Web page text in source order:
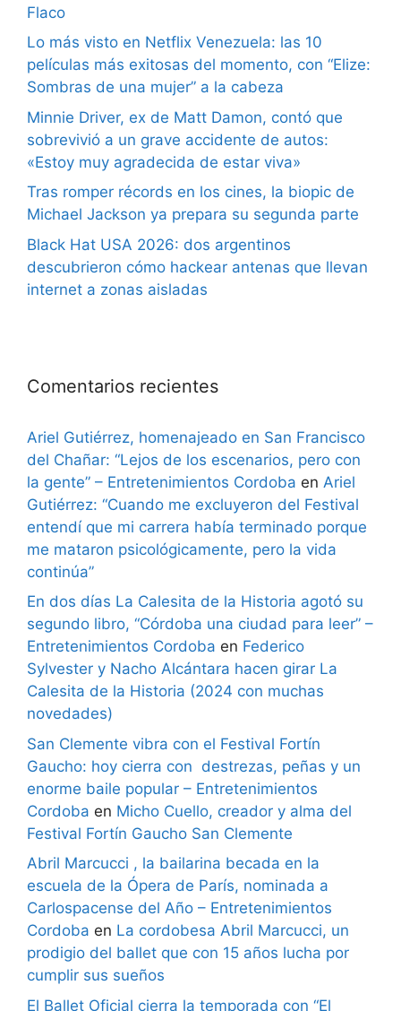
Flaco
Lo más visto en Netflix Venezuela: las 10
películas más exitosas del momento, con “Elize:
Sombras de una mujer” a la cabeza
Minnie Driver, ex de Matt Damon, contó que
sobrevivió a un grave accidente de autos:
«Estoy muy agradecida de estar viva»
Tras romper récords en los cines, la biopic de
Michael Jackson ya prepara su segunda parte
Black Hat USA 2026: dos argentinos
descubrieron cómo hackear antenas que llevan
internet a zonas aisladas
Comentarios recientes
Ariel Gutiérrez, homenajeado en San Francisco
del Chañar: “Lejos de los escenarios, pero con
la gente” – Entretenimientos Cordoba en Ariel
Gutiérrez: “Cuando me excluyeron del Festival
entendí que mi carrera había terminado porque
me mataron psicológicamente, pero la vida
continúa”
En dos días La Calesita de la Historia agotó su
segundo libro, “Córdoba una ciudad para leer” –
Entretenimientos Cordoba en Federico
Sylvester y Nacho Alcántara hacen girar La
Calesita de la Historia (2024 con muchas
novedades)
San Clemente vibra con el Festival Fortín
Gaucho: hoy cierra con destrezas, peñas y un
enorme baile popular – Entretenimientos
Cordoba en Micho Cuello, creador y alma del
Festival Fortín Gaucho San Clemente
Abril Marcucci , la bailarina becada en la
escuela de la Ópera de París, nominada a
Carlospacense del Año – Entretenimientos
Cordoba en La cordobesa Abril Marcucci, un
prodigio del ballet que con 15 años lucha por
cumplir sus sueños
El Ballet Oficial cierra la temporada con “El